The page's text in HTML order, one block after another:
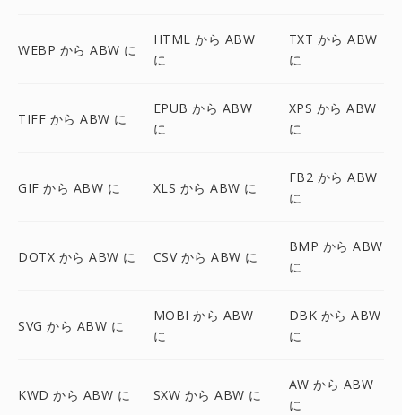
WEBP から ABW に
HTML から ABW
に
TXT から ABW
に
TIFF から ABW に
EPUB から ABW
に
XPS から ABW
に
GIF から ABW に XLS から ABW に
FB2 から ABW
に
DOTX から ABW に CSV から ABW に
BMP から ABW
に
SVG から ABW に
MOBI から ABW
に
DBK から ABW
に
KWD から ABW に SXW から ABW に
AW から ABW
に